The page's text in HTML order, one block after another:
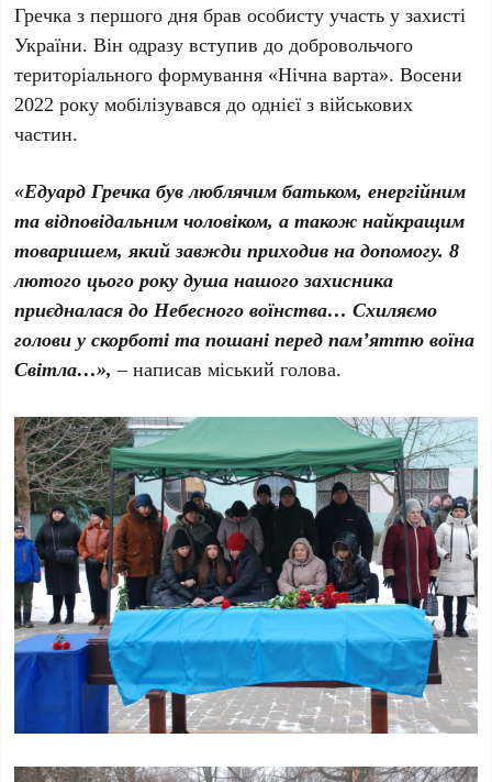
Гречка з першого дня брав особисту участь у захисті
України. Він одразу вступив до добровольчого
територіального формування «Нічна варта». Восени
2022 року мобілізувався до однієї з військових
частин.
«Едуард Гречка був люблячим батьком, енергійним
та відповідальним чоловіком, а також найкращим
товаришем, який завжди приходив на допомогу. 8
лютого цього року душа нашого захисника
приєдналася до Небесного воїнства… Схиляємо
голови у скорботі та пошані перед пам’яттю воїна
Світла…», – написав міський голова.